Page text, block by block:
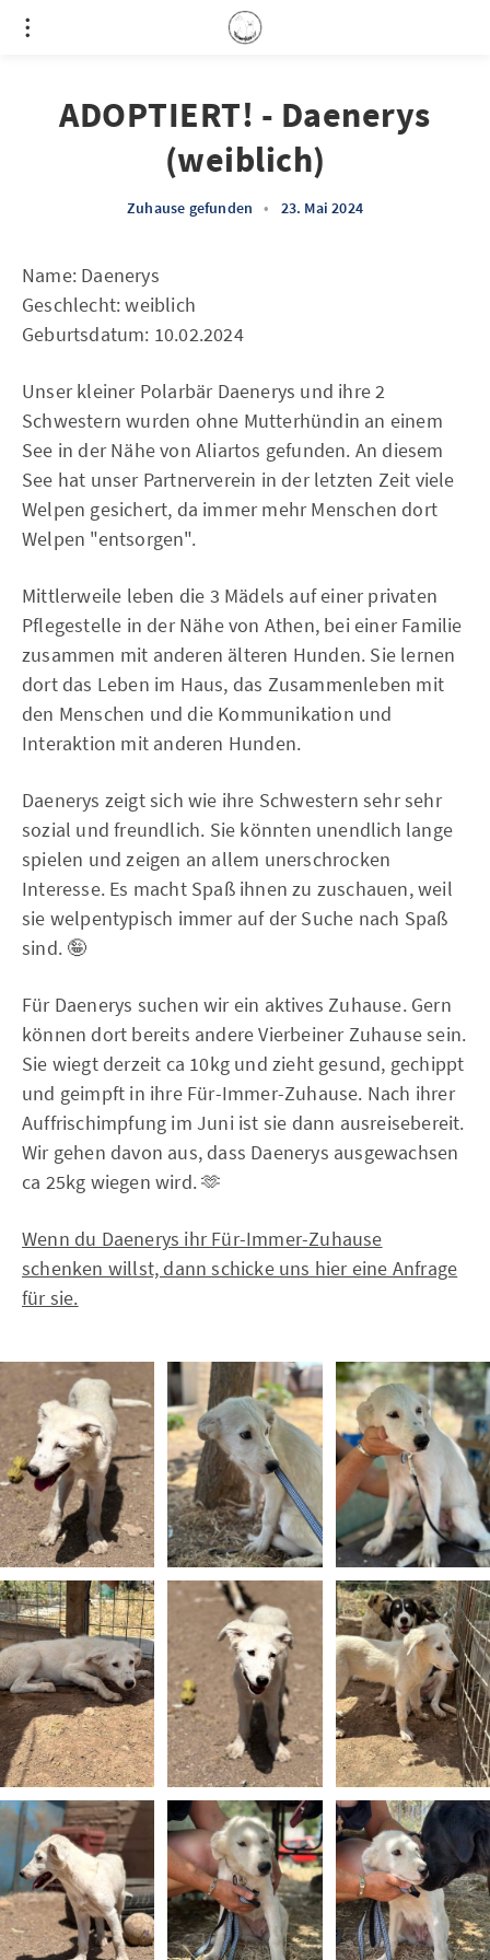
ADOPTIERT! - Daenerys
(weiblich)
Zuhause gefunden • 23. Mai 2024
Name: Daenerys
Geschlecht: weiblich
Geburtsdatum: 10.02.2024
Unser kleiner Polarbär Daenerys und ihre 2
Schwestern wurden ohne Mutterhündin an einem
See in der Nähe von Aliartos gefunden. An diesem
See hat unser Partnerverein in der letzten Zeit viele
Welpen gesichert, da immer mehr Menschen dort
Welpen "entsorgen".
Mittlerweile leben die 3 Mädels auf einer privaten
Pflegestelle in der Nähe von Athen, bei einer Familie
zusammen mit anderen älteren Hunden. Sie lernen
dort das Leben im Haus, das Zusammenleben mit
den Menschen und die Kommunikation und
Interaktion mit anderen Hunden.
Daenerys zeigt sich wie ihre Schwestern sehr sehr
sozial und freundlich. Sie könnten unendlich lange
spielen und zeigen an allem unerschrocken
Interesse. Es macht Spaß ihnen zu zuschauen, weil
sie welpentypisch immer auf der Suche nach Spaß
sind. 🤪
Für Daenerys suchen wir ein aktives Zuhause. Gern
können dort bereits andere Vierbeiner Zuhause sein.
Sie wiegt derzeit ca 10kg und zieht gesund, gechippt
und geimpft in ihre Für-Immer-Zuhause. Nach ihrer
Auffrischimpfung im Juni ist sie dann ausreisebereit.
Wir gehen davon aus, dass Daenerys ausgewachsen
ca 25kg wiegen wird. 🫶
Wenn du Daenerys ihr Für-Immer-Zuhause
schenken willst, dann schicke uns hier eine Anfrage
für sie.